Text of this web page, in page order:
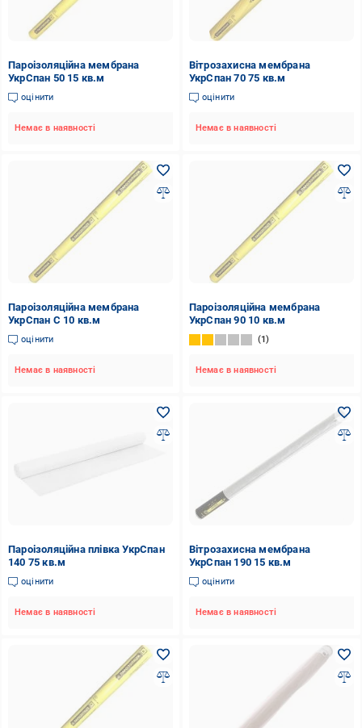
Пароізоляційна мембрана
УкрСпан 50 15 кв.м
оцінити
Немає в наявності
Вітрозахисна мембрана
УкрСпан 70 75 кв.м
оцінити
Немає в наявності
Пароізоляційна мембрана
УкрСпан С 10 кв.м
оцінити
Немає в наявності
Пароізоляційна мембрана
УкрСпан 90 10 кв.м
1
Немає в наявності
Пароізоляційна плівка УкрСпан
140 75 кв.м
оцінити
Немає в наявності
Вітрозахисна мембрана
УкрСпан 190 15 кв.м
оцінити
Немає в наявності